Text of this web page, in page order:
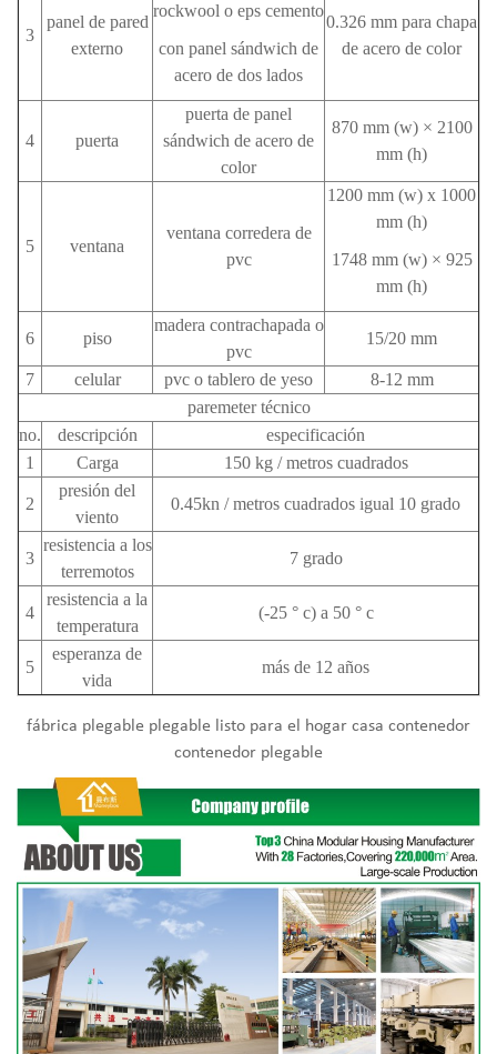
3
panel de pared
externo
rockwool o eps cemento
con panel sándwich de
acero de dos lados
0.326 mm para chapa
de acero de color
4 puerta
puerta de panel
sándwich de acero de
color
870 mm (w) × 2100
mm (h)
5 ventana
ventana corredera de
pvc
1200 mm (w) x 1000
mm (h)
1748 mm (w) × 925
mm (h)
6 piso
madera contrachapada o
pvc
15/20 mm
7 celular pvc o tablero de yeso
8-12 mm
paremeter técnico
no.
descripción
especificación
1
Carga 150 kg / metros cuadrados
2
presión del
viento
0.45kn / metros cuadrados igual 10 grado
3
resistencia a los
terremotos
7 grado
4
resistencia a la
temperatura
(-25 ° c) a 50 ° c
5
esperanza de
vida
más de 12 años
fábrica plegable plegable listo para el hogar casa contenedor
contenedor plegable